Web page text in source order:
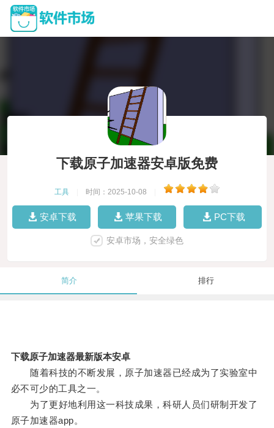
下载原子加速器安卓版免费
工具 时间：2025-10-08
安卓下载 苹果下载 PC下载
安卓市场，安全绿色
简介 排行
下载原子加速器最新版本安卓
随着科技的不断发展，原子加速器已经成为了实验室中
必不可少的工具之一。
为了更好地利用这一科技成果，科研人员们研制开发了
原子加速器app。